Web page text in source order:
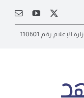
رقم 110601